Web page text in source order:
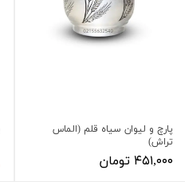
پارچ و لیوان سیاه قلم (الماس
تراش)
۴۵۱,۰۰۰ تومان